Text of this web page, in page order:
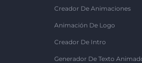
Creador De Animaciones
Animación De Logo
Creador De Intro
Generador De Texto